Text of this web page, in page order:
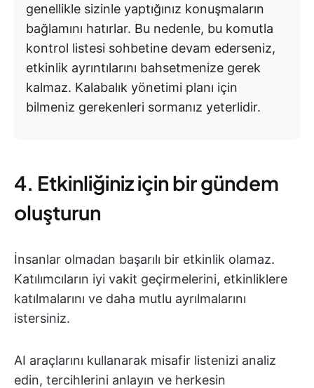
genellikle sizinle yaptığınız konuşmaların
bağlamını hatırlar. Bu nedenle, bu komutla
kontrol listesi sohbetine devam ederseniz,
etkinlik ayrıntılarını bahsetmenize gerek
kalmaz. Kalabalık yönetimi planı için
bilmeniz gerekenleri sormanız yeterlidir.
4. Etkinliğiniz için bir gündem
oluşturun
İnsanlar olmadan başarılı bir etkinlik olamaz.
Katılımcıların iyi vakit geçirmelerini, etkinliklere
katılmalarını ve daha mutlu ayrılmalarını
istersiniz.
AI araçlarını kullanarak misafir listenizi analiz
edin, tercihlerini anlayın ve herkesin